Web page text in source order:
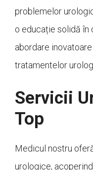
problemelor
o educație solidă în
abordare
tratamentelor
Servicii
Top
Medicul nostru
urologice,